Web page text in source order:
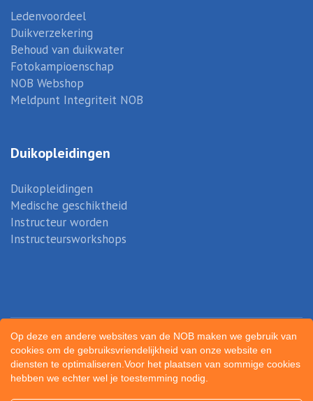
Ledenvoordeel
Duikverzekering
Behoud van duikwater
Fotokampioenschap
NOB Webshop
Meldpunt Integriteit NOB
Duikopleidingen
Duikopleidingen
Medische geschiktheid
Instructeur worden
Instructeursworkshops
Op deze en andere websites van de NOB maken we gebruik van
cookies om de gebruiksvriendelijkheid van onze website en
diensten te optimaliseren.Voor het plaatsen van sommige cookies
hebben we echter wel je toestemming nodig.